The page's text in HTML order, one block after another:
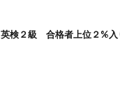
英検２級 合格者上位２%入